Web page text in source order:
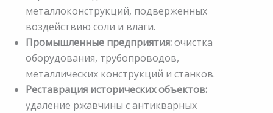
металлоконструкций, подверженных
воздействию соли и влаги.
Промышленные предприятия:очистка
оборудования, трубопроводов,
металлических конструкций и станков.
Реставрация исторических объектов:
удаление ржавчины с антикварных